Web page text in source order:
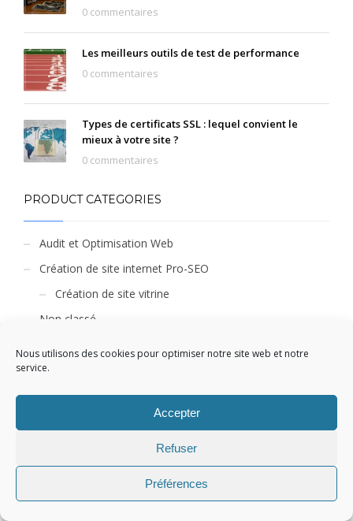
Nous utilisons des cookies pour optimiser notre site web et notre
service.
Accepter
Refuser
Préférences
0 commentaires
Les meilleurs outils de test de performance
0 commentaires
Types de certificats SSL : lequel convient le
mieux à votre site ?
0 commentaires
PRODUCT CATEGORIES
Audit et Optimisation Web
Création de site internet Pro-SEO
Création de site vitrine
Non classé
Offre de Marketing Digital
Référencement naturel - 1 mois
Référencement naturel - 12 mois
Référencement naturel - 6 mois